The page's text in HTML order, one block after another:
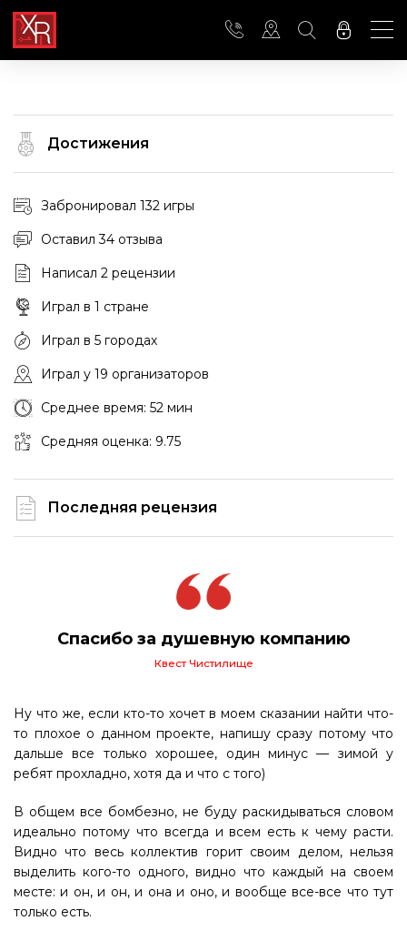
Достижения
Забронировал 132 игры
Оставил 34 отзыва
Написал 2 рецензии
Играл в 1 стране
Играл в 5 городах
Играл у 19 организаторов
Среднее время: 52 мин
Средняя оценка: 9.75
Последняя рецензия
Спасибо за душевную компанию
Квест Чистилище
Ну что же, если кто-то хочет в моем сказании найти что-
то плохое о данном проекте, напишу сразу потому что
дальше все только хорошее, один минус — зимой у
ребят прохладно, хотя да и что с того)
В общем все бомбезно, не буду раскидываться словом
идеально потому что всегда и всем есть к чему расти.
Видно что весь коллектив горит своим делом, нельзя
выделить кого-то одного, видно что каждый на своем
месте: и он, и он, и она и оно, и вообще все-все что тут
только есть.